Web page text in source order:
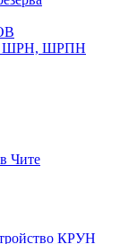
ШРН, ШРПН
КРУН